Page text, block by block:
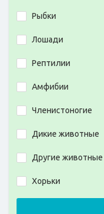
Рыбки
Лошади
Рептилии
Амфибии
Членистоногие
Дикие животные
Другие животные
Хорьки